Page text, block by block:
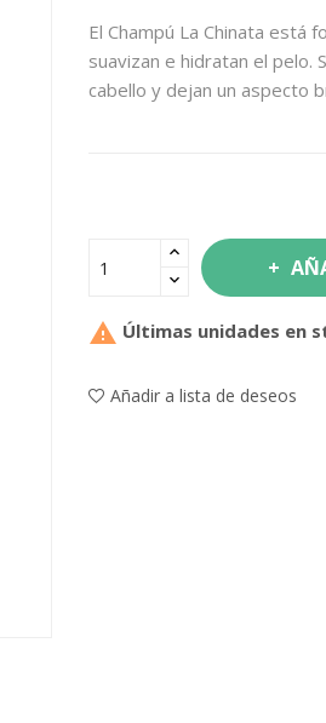
El Champú La Chinata está
suavizan e hidratan el pelo.
cabello y dejan un aspecto
 Últimas unidades en
Añadir a lista de deseos